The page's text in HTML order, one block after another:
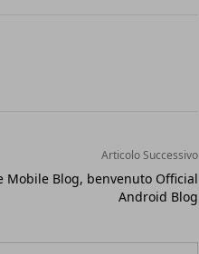
Articolo Successivo
Mobile Blog, benvenuto Official
Android Blog